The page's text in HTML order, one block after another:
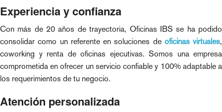
Experiencia y confianza
Con más de 20 años de trayectoria, Oficinas IBS se ha podido
consolidar como un referente en soluciones de oficinas virtuales,
coworking y renta de oficinas ejecutivas. Somos una empresa
comprometida en ofrecer un servicio confiable y 100% adaptable a
los requerimientos de tu negocio.
Atención personalizada